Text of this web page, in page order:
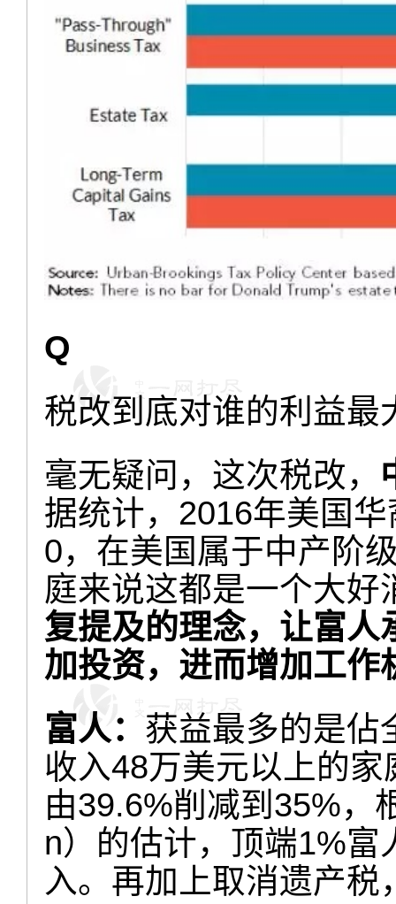
Q
税改到底对谁的利益最
毫无疑问，这次税改，
据统计，2016年美国
0，在美国属于中产阶
庭来说这都是一个大好
复提及的理念，让富人
加投资，进而增加工作
富人： 获益最多的是佔
收入48万美元以上的
由39.6%削减到35%，
n）的估计，顶端1%
入。再加上取消遗产